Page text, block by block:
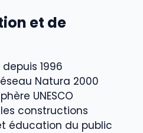
et de
1996
Natura 2000
UNESCO
constructions
éducation du public